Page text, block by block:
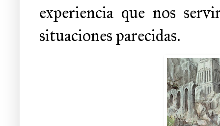
experiencia que nos
situaciones parecidas.